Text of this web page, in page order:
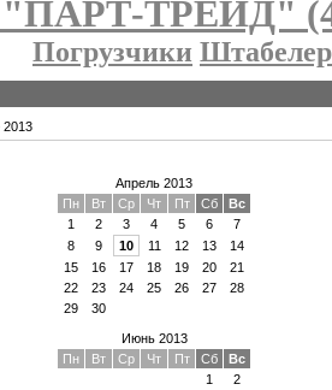
ТРЕЙД"
Погрузчики
2013
Апрель 2013
Пн
Вт Ср Чт Пт Сб
Вс
1
2 3 4 5 6
7
8
9 10 11 12 13
14
15
16 17 18 19 20
21
22
23 24 25 26 27
28
29
30
Июнь 2013
Пн
Вт Ср Чт Пт Сб
Вс
1
2